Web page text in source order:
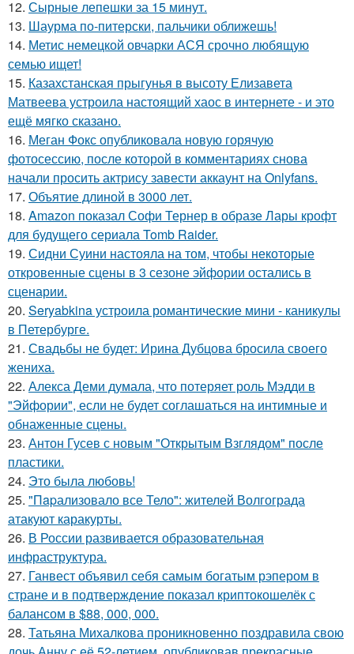
12. Сырные лепешки за 15 минут.
13. Шаурма по-питерски, пальчики оближешь!
14. Метис немецкой овчарки АСЯ срочно любящую
семью ищет!
15. Казахстанская прыгунья в высоту Елизавета
Матвеева устроила настоящий хаос в интернете - и это
ещё мягко сказано.
16. Меган Фокс опубликовала новую горячую
фотосессию, после которой в комментариях снова
начали просить актрису завести аккаунт на Onlyfans.
17. Объятие длиной в 3000 лет.
18. Amazon показал Софи Тернер в образе Лары крофт
для будущего сериала Tomb Raider.
19. Сидни Суини настояла на том, чтобы некоторые
откровенные сцены в 3 сезоне эйфории остались в
сценарии.
20. Seryabkina устроила романтические мини - каникулы
в Петербурге.
21. Свадьбы не будет: Ирина Дубцова бросила своего
жениха.
22. Алекса Деми думала, что потеряет роль Мэдди в
"Эйфории", если не будет соглашаться на интимные и
обнаженные сцены.
23. Антон Гусев с новым "Открытым Взглядом" после
пластики.
24. Это была любовь!
25. "Пapализовало все Тело": жителей Волгограда
атакуют каракурты.
26. В России развивается образовательная
инфраструктура.
27. Ганвест объявил себя самым богатым рэпером в
стране и в подтверждение показал криптокошелёк с
балансом в $88, 000, 000.
28. Татьяна Михалкова проникновенно поздравила свою